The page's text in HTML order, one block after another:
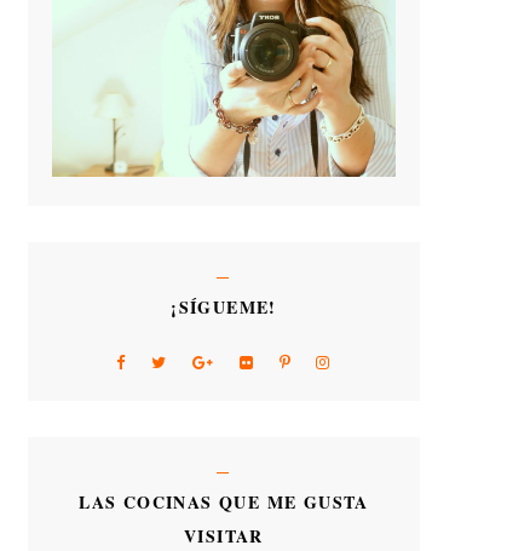
¡SÍGUEME!
LAS COCINAS QUE ME GUSTA
VISITAR